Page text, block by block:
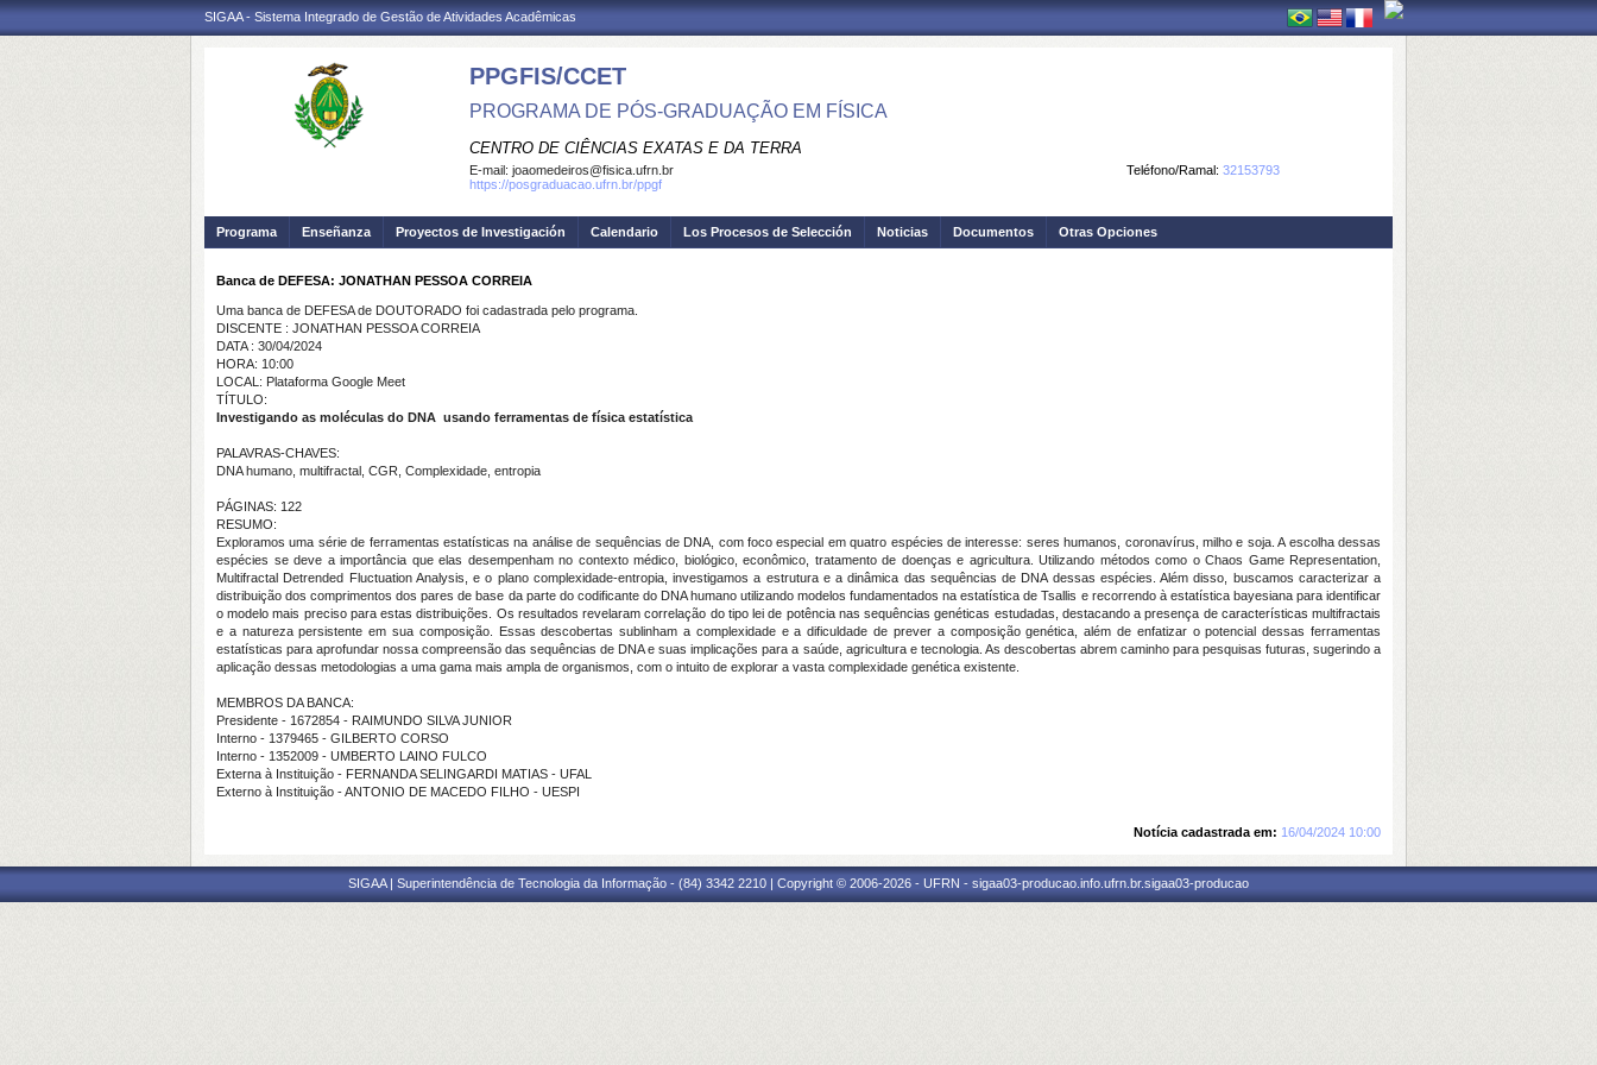
SIGAA - Sistema Integrado de Gestão de Atividades Acadêmicas
PPGFIS/CCET
PROGRAMA DE PÓS-GRADUAÇÃO EM FÍSICA
CENTRO DE CIÊNCIAS EXATAS E DA TERRA
Teléfono/Ramal: 32153793
E-mail: joaomedeiros@fisica.ufrn.br
https://posgraduacao.ufrn.br/ppgf
Programa Enseñanza Proyectos de Investigación Calendario Los Procesos de Selección Noticias Documentos Otras Opciones
Banca de DEFESA: JONATHAN PESSOA CORREIA
Uma banca de DEFESA de DOUTORADO foi cadastrada pelo programa.
DISCENTE : JONATHAN PESSOA CORREIA
DATA : 30/04/2024
HORA: 10:00
LOCAL: Plataforma Google Meet
TÍTULO:
Investigando as moléculas do DNA usando ferramentas de física estatística
PALAVRAS-CHAVES:
DNA humano, multifractal, CGR, Complexidade, entropia
PÁGINAS: 122
RESUMO:
Exploramos uma série de ferramentas estatísticas na análise de sequências de DNA, com foco especial em quatro espécies de interesse: seres humanos, coronavírus, milho e soja. A escolha dessas
espécies se deve a importância que elas desempenham no contexto médico, biológico, econômico, tratamento de doenças e agricultura. Utilizando métodos como o Chaos Game Representation,
Multifractal Detrended Fluctuation Analysis, e o plano complexidade-entropia, investigamos a estrutura e a dinâmica das sequências de DNA dessas espécies. Além disso, buscamos caracterizar a
distribuição dos comprimentos dos pares de base da parte do codificante do DNA humano utilizando modelos fundamentados na estatística de Tsallis e recorrendo à estatística bayesiana para identificar
o modelo mais preciso para estas distribuições. Os resultados revelaram correlação do tipo lei de potência nas sequências genéticas estudadas, destacando a presença de características multifractais
e a natureza persistente em sua composição. Essas descobertas sublinham a complexidade e a dificuldade de prever a composição genética, além de enfatizar o potencial dessas ferramentas
estatísticas para aprofundar nossa compreensão das sequências de DNA e suas implicações para a saúde, agricultura e tecnologia. As descobertas abrem caminho para pesquisas futuras, sugerindo a
aplicação dessas metodologias a uma gama mais ampla de organismos, com o intuito de explorar a vasta complexidade genética existente.
MEMBROS DA BANCA:
Presidente - 1672854 - RAIMUNDO SILVA JUNIOR
Interno - 1379465 - GILBERTO CORSO
Interno - 1352009 - UMBERTO LAINO FULCO
Externa à Instituição - FERNANDA SELINGARDI MATIAS - UFAL
Externo à Instituição - ANTONIO DE MACEDO FILHO - UESPI
Notícia cadastrada em: 16/04/2024 10:00
SIGAA | Superintendência de Tecnologia da Informação - (84) 3342 2210 | Copyright © 2006-2026 - UFRN - sigaa03-producao.info.ufrn.br.sigaa03-producao